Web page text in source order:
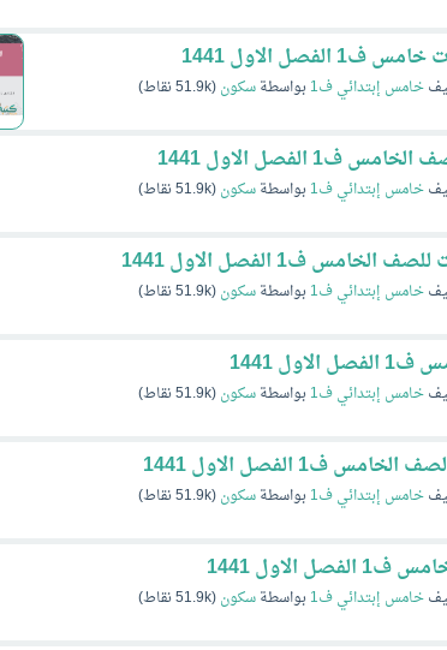
الاول 1441
خامس إبتدائي ف1 بواسطةسكون(
51.9kنقاط)
الفصل الاول 1441
خامس إبتدائي ف1 بواسطةسكون(
51.9kنقاط)
ف1 الفصل الاول 1441
خامس إبتدائي ف1 بواسطةسكون(
51.9kنقاط)
1441
خامس إبتدائي ف1 بواسطةسكون(
51.9kنقاط)
ف1 الفصل الاول 1441
خامس إبتدائي ف1 بواسطةسكون(
51.9kنقاط)
الاول 1441
خامس إبتدائي ف1 بواسطةسكون(
51.9kنقاط)